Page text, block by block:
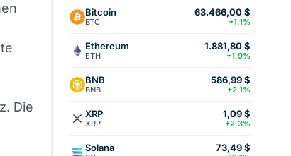
Die
Bitcoin
BTC
63.466,00 $
+1.1%
Ethereum
ETH
1.881,80 $
+1.9%
BNB
BNB
586,99 $
+2.1%
XRP
XRP
1,09 $
+2.3%
Solana 73,49 $